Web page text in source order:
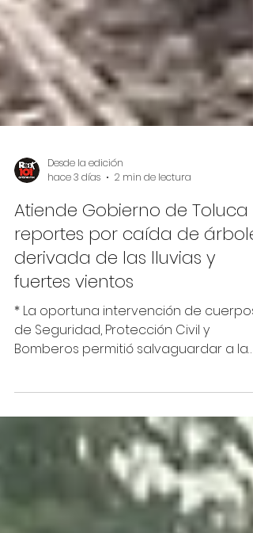
hace 3 días
2 min de lectura
Atiende Gobierno de Toluca
reportes por caída de
derivada de las lluvias y
fuertes vientos
de Seguridad, Protección Civil y
población y liberar las vialidades
afectadas Toluca, Estado de México, 4
de agosto de 2026.- El Gobierno de
Toluca atendió de manera inmediata
los reportes por la caída de árboles
registrada la tarde de este martes